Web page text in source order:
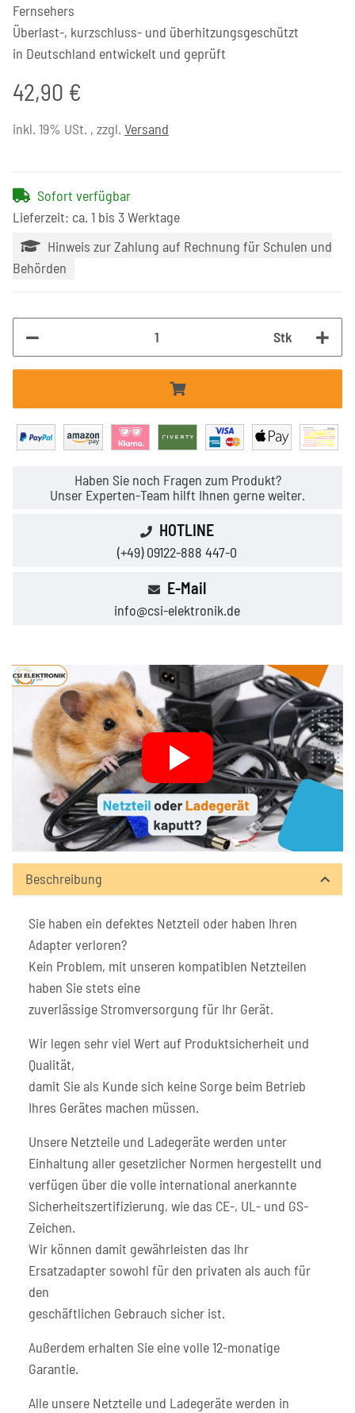
Fernsehers
Überlast-, kurzschluss- und überhitzungsgeschützt
in Deutschland entwickelt und geprüft
42,90 €
inkl. 19% USt. , zzgl. Versand
Sofort verfügbar
Lieferzeit: ca. 1 bis 3 Werktage
Hinweis zur Zahlung auf Rechnung für Schulen und
Behörden
Stk
Haben Sie noch Fragen zum Produkt?
Unser Experten-Team hilft Ihnen gerne weiter.
HOTLINE
(+49) 09122-888 447-0
E-Mail
info@csi-elektronik.de
Beschreibung
Sie haben ein defektes Netzteil oder haben Ihren
Adapter verloren?
Kein Problem, mit unseren kompatiblen Netzteilen
haben Sie stets eine
zuverlässige Stromversorgung für Ihr Gerät.
Wir legen sehr viel Wert auf Produktsicherheit und
Qualität,
damit Sie als Kunde sich keine Sorge beim Betrieb
Ihres Gerätes machen müssen.
Unsere Netzteile und Ladegeräte werden unter
Einhaltung aller gesetzlicher Normen hergestellt und
verfügen über die volle international anerkannte
Sicherheitszertifizierung, wie das CE-, UL- und GS-
Zeichen.
Wir können damit gewährleisten das Ihr
Ersatzadapter sowohl für den privaten als auch für
den
geschäftlichen Gebrauch sicher ist.
Außerdem erhalten Sie eine volle 12-monatige
Garantie.
Alle unsere Netzteile und Ladegeräte werden in